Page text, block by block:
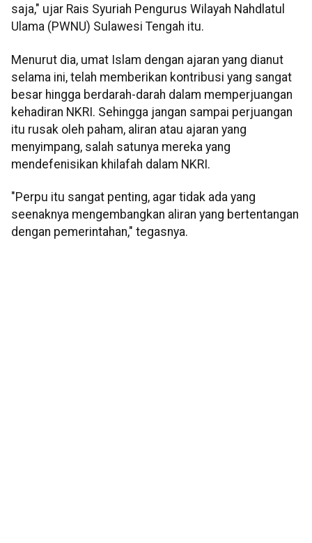
saja," ujar Rais Syuriah Pengurus Wilayah Nahdlatul
Ulama (PWNU) Sulawesi Tengah itu.
Menurut dia, umat Islam dengan ajaran yang dianut
selama ini, telah memberikan kontribusi yang sangat
besar hingga berdarah-darah dalam memperjuangan
kehadiran NKRI. Sehingga jangan sampai perjuangan
itu rusak oleh paham, aliran atau ajaran yang
menyimpang, salah satunya mereka yang
mendefenisikan khilafah dalam NKRI.
"Perpu itu sangat penting, agar tidak ada yang
seenaknya mengembangkan aliran yang bertentangan
dengan pemerintahan," tegasnya.